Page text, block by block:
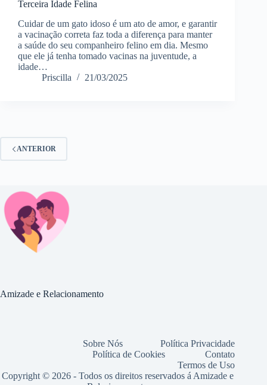
Terceira Idade Felina
Cuidar de um gato idoso é um ato de amor, e garantir
a vacinação correta faz toda a diferença para manter
a saúde do seu companheiro felino em dia. Mesmo
que ele já tenha tomado vacinas na juventude, a
idade…
Priscilla
21/03/2025
ANTERIOR
Amizade e Relacionamento
Sobre Nós
Política Privacidade
Política de Cookies
Contato
Termos de Uso
Copyright © 2026 - Todos os direitos reservados á Amizade e